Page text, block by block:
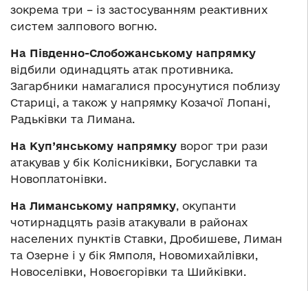
зокрема три – із застосуванням реактивних
систем залпового вогню.
На Південно-Слобожанському напрямку
відбили одинадцять атак противника.
Загарбники намагалися просунутися поблизу
Стариці, а також у напрямку Козачої Лопані,
Радьківки та Лимана.
На Куп’янському напрямку ворог три рази
атакував у бік Колісниківки, Богуславки та
Новоплатонівки.
На Лиманському напрямку, окупанти
чотирнадцять разів атакували в районах
населених пунктів Ставки, Дробишеве, Лиман
та Озерне і у бік Ямполя, Новомихайлівки,
Новоселівки, Новоєгорівки та Шийківки.